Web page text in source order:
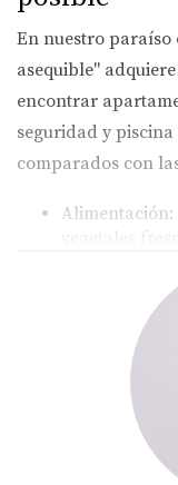
En nuestro paraíso
asequible"
encontrar
seguridad y
comparados con
Alimentación:
día tiene un
los mercados
Gastronomía:
con
$15 y $30
El
hogar son
inmediato,
tiempo de